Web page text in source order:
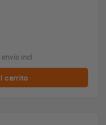
incl.
carrito